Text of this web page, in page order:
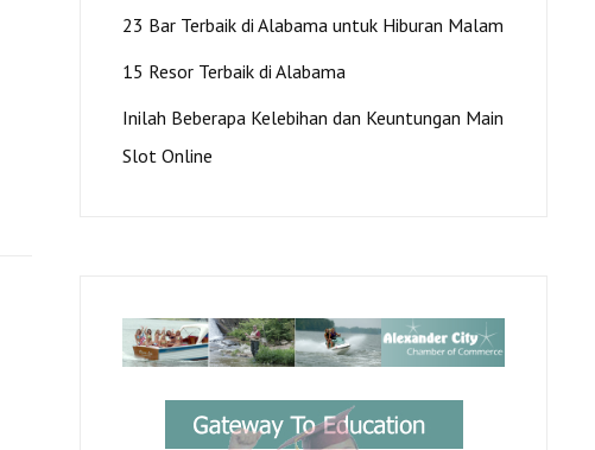
23 Bar Terbaik di Alabama untuk Hiburan Malam
15 Resor Terbaik di Alabama
Inilah Beberapa Kelebihan dan Keuntungan Main
Slot Online